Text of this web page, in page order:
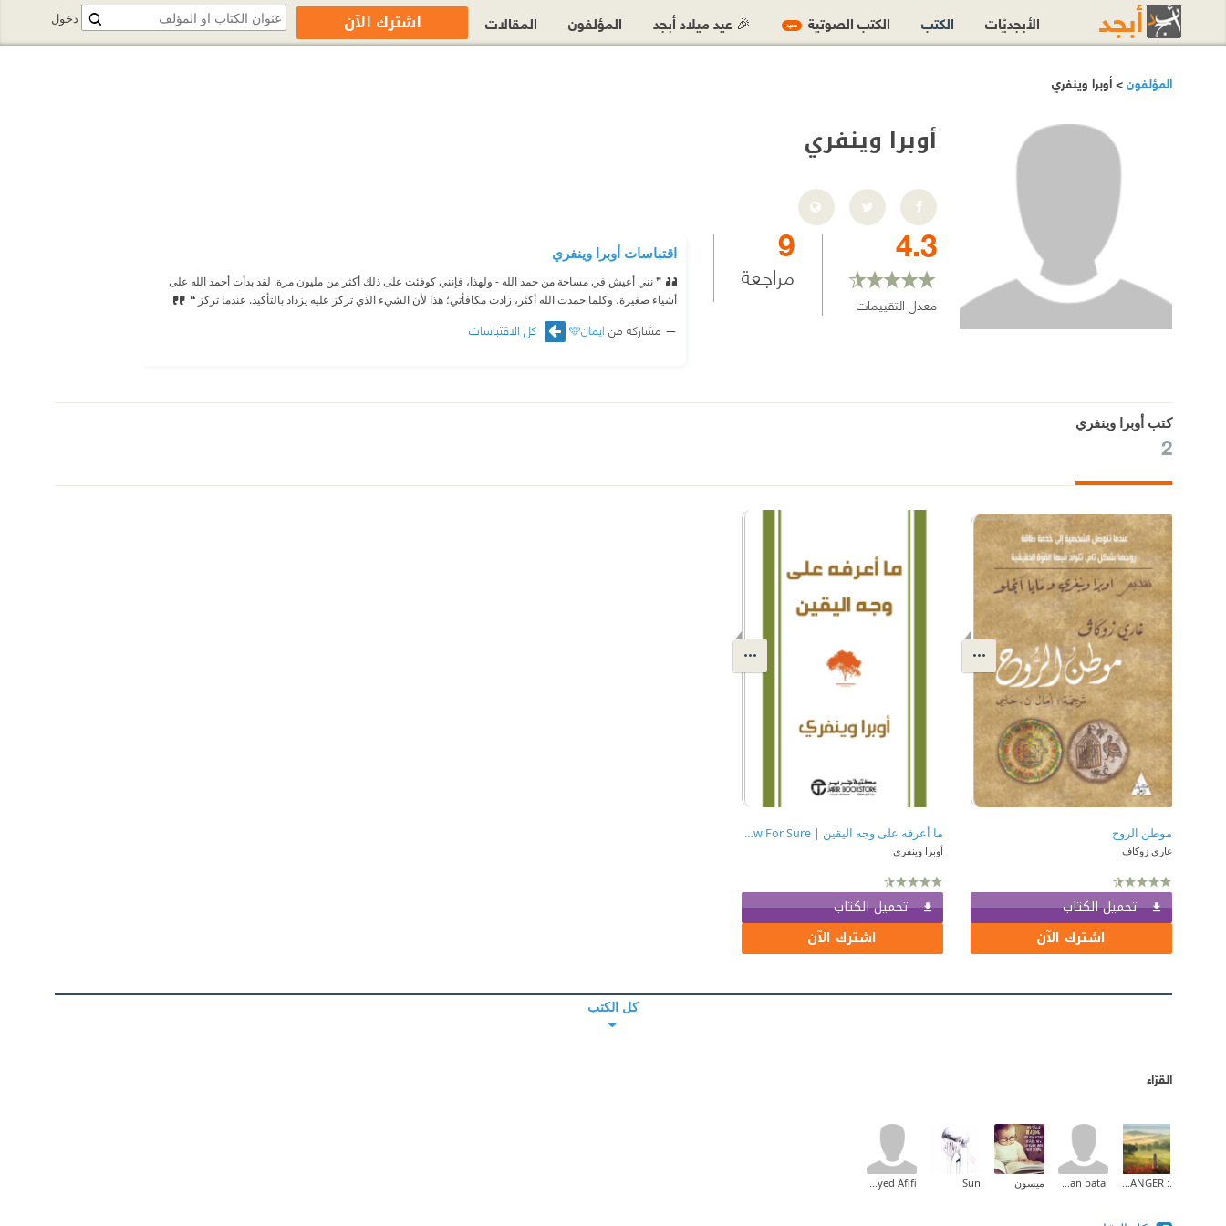
المؤلفون> أوبرا وينفري
أوبرا وينفري
4.3
معدل التقييمات
9
مراجعة
اقتباسات أوبرا وينفري
❞ نني أعيش في مساحة من حمد الله - ولهذا، فإنني كوفئت على ذلك أكثر من مليون مرة. لقد بدأت أحمد الله على
أشياء صغيرة، وكلما حمدت الله أكثر، زادت مكافأتي؛ هذا لأن الشيء الذي تركز عليه يزداد بالتأكيد. عندما تركز ❝
مشاركة من ايمان🩵 كل الاقتباسات
كتب أوبرا وينفري
2
موطن الروح
غاري زوكاف
تحميل الكتاب
اشترك الآن
ما أعرفه على وجه اليقين | ‎What I Know For Sure‎
أوبرا وينفري
تحميل الكتاب
اشترك الآن
كل الكتب
القرّاء
ميسون Sun
دخول الأبجديّات الكتب الكتب الصوتية جديد 🎉 عيد ميلاد أبجد المؤلفون المقالات اشترك الآن